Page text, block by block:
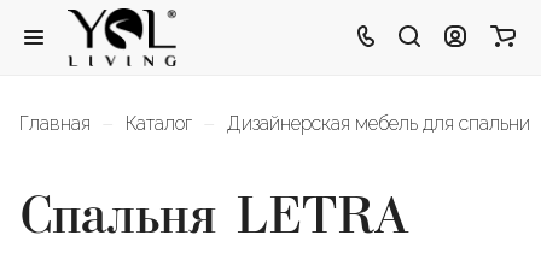
Главная Каталог Дизайнерская мебель для спальни
Спальня LETRA